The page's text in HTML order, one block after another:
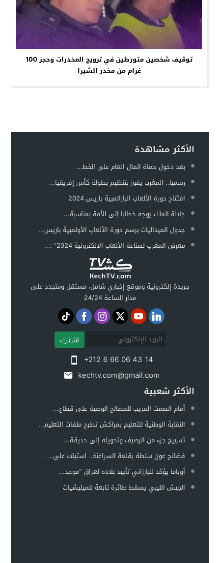
توقيف شخصين متورطين في ترويج المخدرات وحجز 100
غرام من مخدر الشيرا
الأكثر مشاهدة
بعد دخول حماة المال العام على الخط...
رسميا.. المغرب يفوز بتنظيم بطولة كأس إفريقيا...
افتتاح دورة الألعاب البارالمبية باريس 2024
جلالة الملك يوجه خطابا إلى الأمة بمناسبة...
جدول الميداليات برسم دورة الألعاب الأولمبية باريس...
معرض المغرب لصناعة الألعاب الالكترونية 2024” :...
جريدة إلكترونية وموقع إخباري شامل، مستقل ومتجدد على
مدار الساعة 24/24
اشـتـرك
+212 6 66 06 43 14
kechtv.com@gmail.com
الأكثر شعبية
أمام الصمت المريب للمصالح الوصية على قطاع...
النقابة الوطنية للتعليم بمراكش تطرح ملفات التعليم...
تسييج جزء من الرصيف وتحويله إلى حديقة...
فضائح عون سلطة بقلعة السراغنة.. استيلاء على...
أوباما يؤكد للبارزاني تأييد بلاده لعراق “موحد...
الجيش الليبي يسقط طائرة تابعة للميليشيات